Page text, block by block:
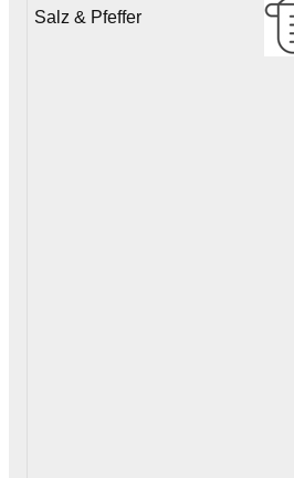
Salz & Pfeffer